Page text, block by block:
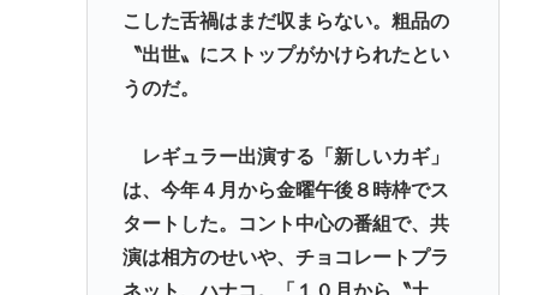
こした舌禍はまだ収まらない。粗品の
〝出世〟にストップがかけられたとい
うのだ。
レギュラー出演する「新しいカギ」
は、今年４月から金曜午後８時枠でス
タートした。コント中心の番組で、共
演は相方のせいや、チョコレートプラ